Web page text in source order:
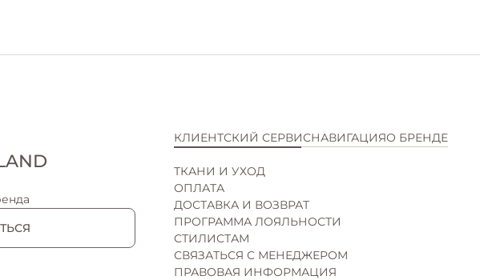
КЛИЕНТСКИЙ СЕРВИСНАВИГАЦИЯО БРЕНДЕ
ТКАНИ И УХОД
ОПЛАТА
ДОСТАВКА И ВОЗВРАТ
ПРОГРАММА ЛОЯЛЬНОСТИ
СТИЛИСТАМ
СВЯЗАТЬСЯ С МЕНЕДЖЕРОМ
ПРАВОВАЯ ИНФОРМАЦИЯ
КАТАЛОГ
НОВИНКИ
SALE
ПОДАРОЧНЫЕ СЕРТИФИКАТЫ
МАГАЗИНЫ
ИСТОРИЯ
КОНТАКТЫ
ВАКАНСИИ
СОТРУДНИЧЕСТВО